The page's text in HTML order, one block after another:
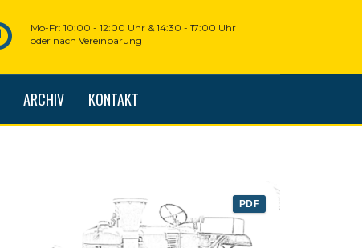
Mo-Fr: 10:00 - 12:00 Uhr & 14:30 - 17:00 Uhr
oder nach Vereinbarung
ARCHIV KONTAKT
PDF